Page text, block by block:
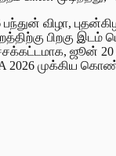
பந்துன் விழா,
பிறகு இடம்
ஜூன் 20
2026 முக்கிய